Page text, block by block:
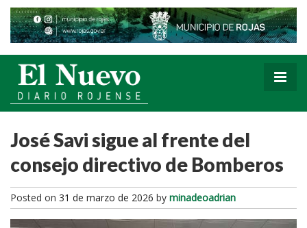
José Savi sigue al frente del
consejo directivo de Bomberos
Posted on 31 de marzo de 2026 by minadeoadrian